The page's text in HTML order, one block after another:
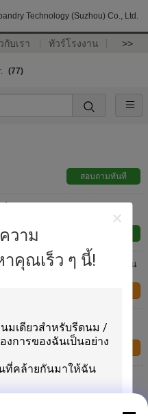
Technology (Suzhou) Co., Ltd.
กับเรา ทัวร์โรงงาน >>
วาม
าคุณเร็ว ๆ นี้!
(77)
สอบถามทันที
กก. 220V สำหรับตรวจจับใน
ารตรวจจับโลหะ
ติดต่อเรา
งสัตว์พืชพืชพืชพืชพืชพืชพืชพืช
ชพืช